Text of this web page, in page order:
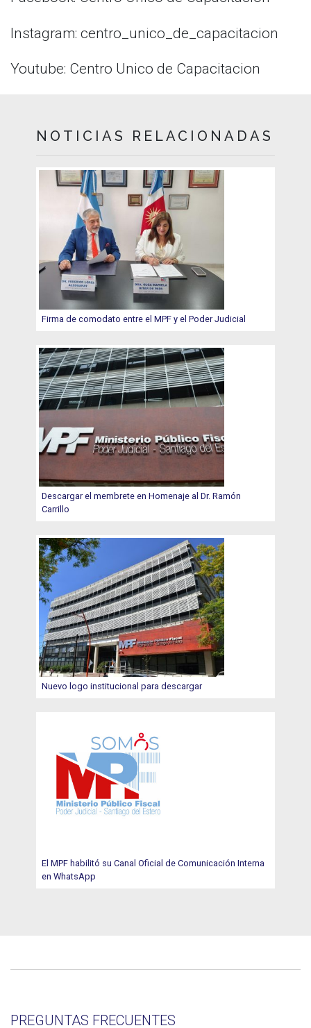
Instagram: centro_unico_de_capacitacion
Youtube: Centro Unico de Capacitacion
NOTICIAS RELACIONADAS
Firma de comodato entre el MPF y el Poder Judicial
Descargar el membrete en Homenaje al Dr. Ramón
Carrillo
Nuevo logo institucional para descargar
El MPF habilitó su Canal Oficial de Comunicación Interna
en WhatsApp
PREGUNTAS FRECUENTES